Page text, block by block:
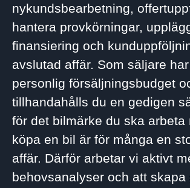
nykundsbearbetning,
hantera provkörningar,
finansiering och
avslutad affär. Som säljare
personlig försäljningsbudget
tillhandahålls du en gedigen
för det bilmärke du ska arbeta
köpa en bil är för många en
affär. Därför arbetar vi aktivt
behovsanalyser och att skapa